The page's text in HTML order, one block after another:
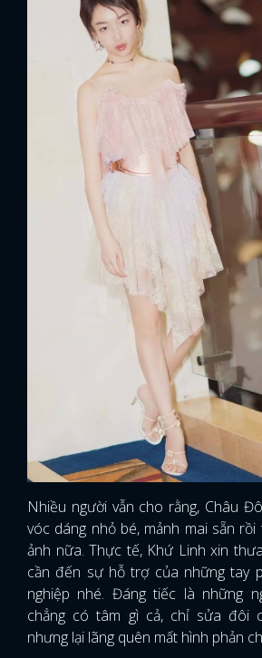
Nhiều người vẫn cho rằng, Châu
vóc dáng nhỏ bé, mảnh mai sẵn
ảnh nữa. Thực tế, Khứ Linh xin
cần đến sự hỗ trợ của những tay
nghiệp nhé. Đáng tiếc là những
chẳng có tâm gì cả, chỉ sửa đôi
nhưng lại lãng quên mất hình phản